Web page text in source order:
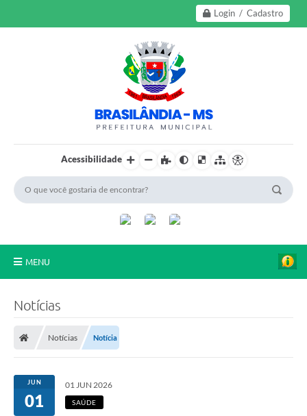
Login / Cadastro
Acessibilidade
MENU
Transparência
Câmara Municipal
Notícias
Notícias Notícia
JUN
01
01 JUN 2026
SAÚDE